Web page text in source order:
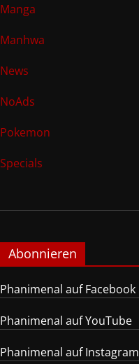
Manga
Manhwa
News
NoAds
Pokemon
Specials
Abonnieren
Phanimenal auf Facebook
Phanimenal auf YouTube
Phanimenal auf Instagram